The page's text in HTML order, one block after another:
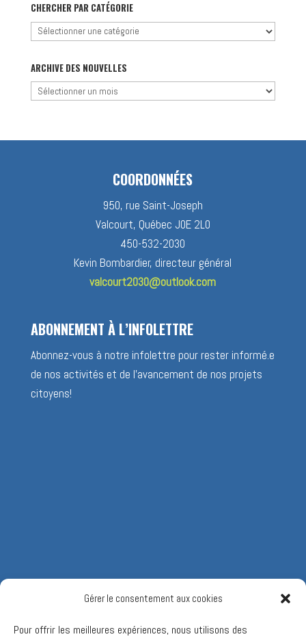
Gérer le consentement aux cookies
Pour offrir les meilleures expériences, nous utilisons des
CHERCHER PAR CATÉGORIE
Chercher
catégorie
ARCHIVE DES NOUVELLES
Archive
COORDONNÉES
950, rue Saint-Joseph
Valcourt, Québec J0E 2L0
450-532-2030
Kevin Bombardier, directeur général
valcourt2030@outlook.com
ABONNEMENT À L’INFOLETTRE
Abonnez-vous à notre infolettre pour rester informé.e
de nos activités et de l’avancement de nos projets
citoyens!